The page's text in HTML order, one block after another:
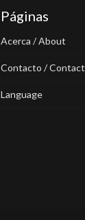
Páginas
Acerca / About
Contacto / Contact
Language